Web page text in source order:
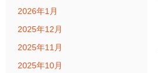
2026年1月
2025年12月
2025年11月
2025年10月